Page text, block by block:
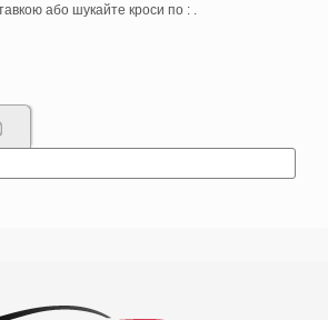
або шукайте кроси по : .